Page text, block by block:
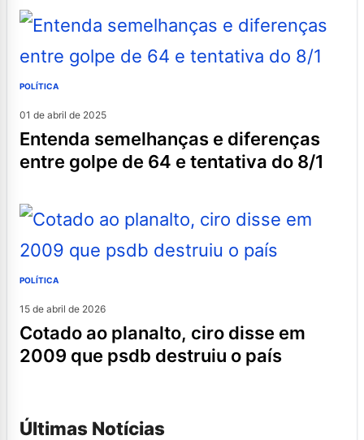
POLÍTICA
01 de abril de 2025
entenda semelhanças e diferenças
entre golpe de 64 e tentativa do 8/1
POLÍTICA
15 de abril de 2026
cotado ao planalto, ciro disse em
2009 que psdb destruiu o país
Últimas Notícias